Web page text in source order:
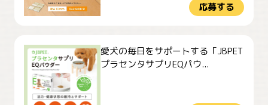
応募する
愛犬の毎日をサポートする「JBPET
プラセンタサプリEQパウ...